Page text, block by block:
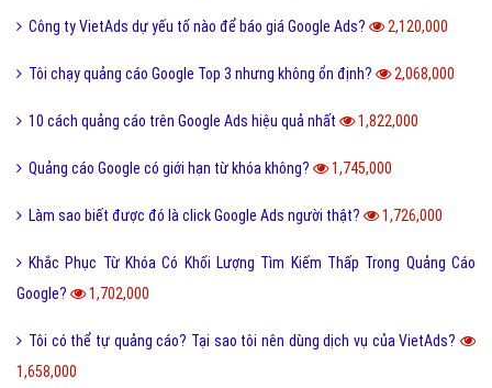
Công ty VietAds dự yếu tố nào để báo giá Google Ads? 2,120,000
Tôi chạy quảng cáo Google Top 3 nhưng không ổn định? 2,068,000
10 cách quảng cáo trên Google Ads hiệu quả nhất 1,822,000
Quảng cáo Google có giới hạn từ khóa không? 1,745,000
Làm sao biết được đó là click Google Ads người thật? 1,726,000
Khắc Phục Từ Khóa Có Khối Lượng Tìm Kiếm Thấp Trong Quảng Cáo
Google?
1,702,000
Tôi có thể tự quảng cáo? Tại sao tôi nên dùng dịch vụ của VietAds?
1,658,000